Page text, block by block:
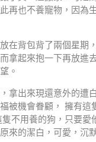
再也不養寵物，因為
在背包背了兩個星期
拿起來抱一下再放進
。
拿出來現還意外的遭
被機會眷顧， 擁有
不用養的狗，只要
來的潔白，可愛，沉